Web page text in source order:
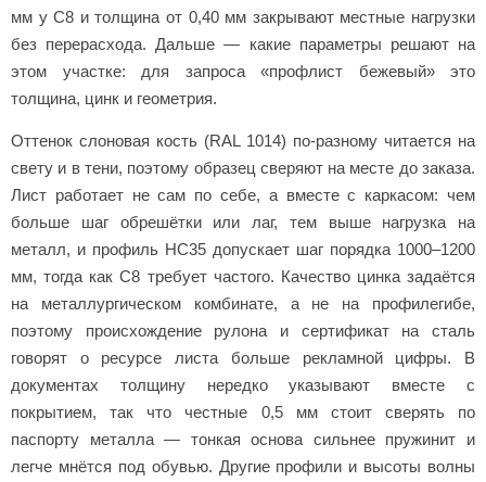
мм у С8 и толщина от 0,40 мм закрывают местные нагрузки
без перерасхода. Дальше — какие параметры решают на
этом участке: для запроса «профлист бежевый» это
толщина, цинк и геометрия.
Оттенок слоновая кость (RAL 1014) по-разному читается на
свету и в тени, поэтому образец сверяют на месте до заказа.
Лист работает не сам по себе, а вместе с каркасом: чем
больше шаг обрешётки или лаг, тем выше нагрузка на
металл, и профиль НС35 допускает шаг порядка 1000–1200
мм, тогда как С8 требует частого. Качество цинка задаётся
на металлургическом комбинате, а не на профилегибе,
поэтому происхождение рулона и сертификат на сталь
говорят о ресурсе листа больше рекламной цифры. В
документах толщину нередко указывают вместе с
покрытием, так что честные 0,5 мм стоит сверять по
паспорту металла — тонкая основа сильнее пружинит и
легче мнётся под обувью. Другие профили и высоты волны